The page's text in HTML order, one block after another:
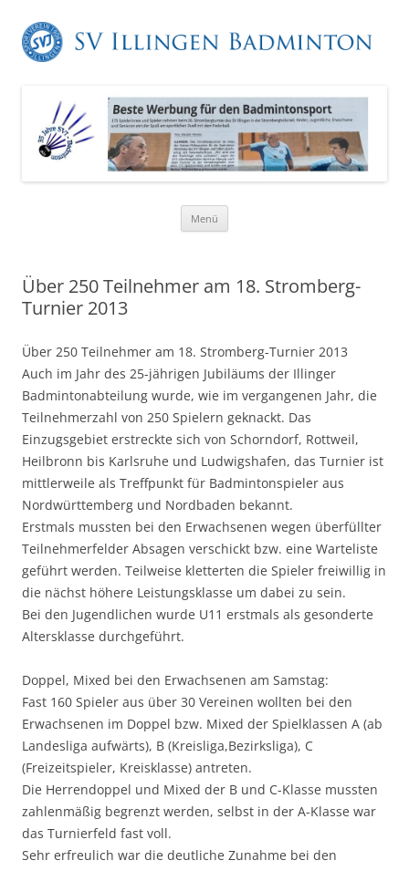
Menü
Über 250 Teilnehmer am 18. Stromberg-
Turnier 2013
Über 250 Teilnehmer am 18. Stromberg-Turnier 2013
Auch im Jahr des 25-jährigen Jubiläums der Illinger
Badmintonabteilung wurde, wie im vergangenen Jahr, die
Teilnehmerzahl von 250 Spielern geknackt. Das
Einzugsgebiet erstreckte sich von Schorndorf, Rottweil,
Heilbronn bis Karlsruhe und Ludwigshafen, das Turnier ist
mittlerweile als Treffpunkt für Badmintonspieler aus
Nordwürttemberg und Nordbaden bekannt.
Erstmals mussten bei den Erwachsenen wegen überfüllter
Teilnehmerfelder Absagen verschickt bzw. eine Warteliste
geführt werden. Teilweise kletterten die Spieler freiwillig in
die nächst höhere Leistungsklasse um dabei zu sein.
Bei den Jugendlichen wurde U11 erstmals als gesonderte
Altersklasse durchgeführt.
Doppel, Mixed bei den Erwachsenen am Samstag:
Fast 160 Spieler aus über 30 Vereinen wollten bei den
Erwachsenen im Doppel bzw. Mixed der Spielklassen A (ab
Landesliga aufwärts), B (Kreisliga,Bezirksliga), C
(Freizeitspieler, Kreisklasse) antreten.
Die Herrendoppel und Mixed der B und C-Klasse mussten
zahlenmäßig begrenzt werden, selbst in der A-Klasse war
das Turnierfeld fast voll.
Sehr erfreulich war die deutliche Zunahme bei den